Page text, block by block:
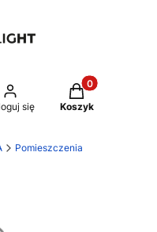
się
Produkty w
Koszyk
Pomieszczenia